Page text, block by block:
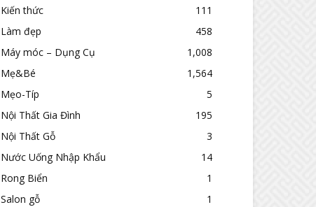
Kiến thức
111
Làm đẹp
458
Máy móc – Dụng Cụ
1,008
Mẹ&Bé
1,564
Mẹo-Típ
5
Nội Thất Gia Đình
195
Nội Thất Gỗ
3
Nước Uống Nhập Khẩu
14
Rong Biển
1
Salon gỗ
1